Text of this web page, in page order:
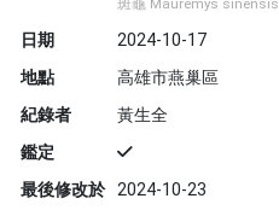
斑龜 Mauremys sinensis
日期
2024-10-17
地點
高雄市燕巢區
紀錄者
黃生全
鑑定
最後修改於 2024-10-23